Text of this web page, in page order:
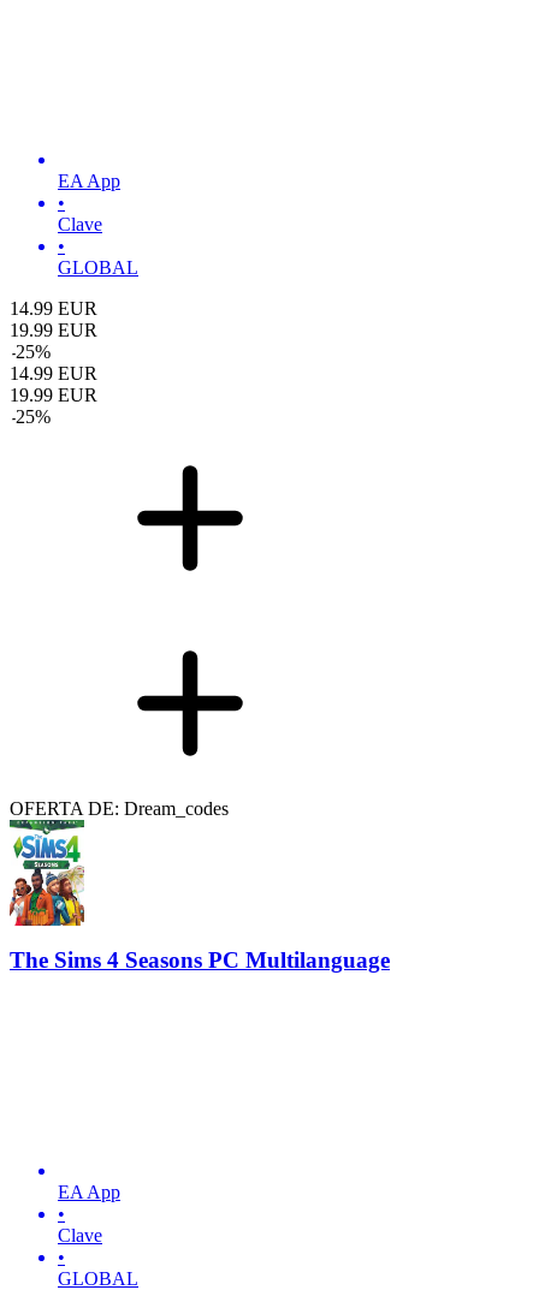
EA App
•
Clave
•
GLOBAL
14.99 EUR
19.99 EUR
-25%
14.99 EUR
19.99 EUR
-25%
OFERTA DE: Dream_codes
The Sims 4 Seasons PC Multilanguage
EA App
•
Clave
•
GLOBAL